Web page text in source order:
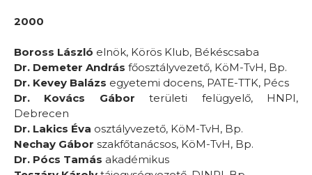
2000
Boross László elnök, Körös Klub, Békéscsaba
Dr. Demeter András főosztályvezető, KöM-TvH, Bp.
Dr. Kevey Balázs egyetemi docens, PATE-TTK, Pécs
Dr. Kovács Gáborterületi felügyelő, HNPI,
Debrecen
Dr. Lakics Éva osztályvezető, KöM-TvH, Bp.
Nechay Gábor szakfőtanácsos, KöM-TvH, Bp.
Dr. Pócs Tamás akadémikus